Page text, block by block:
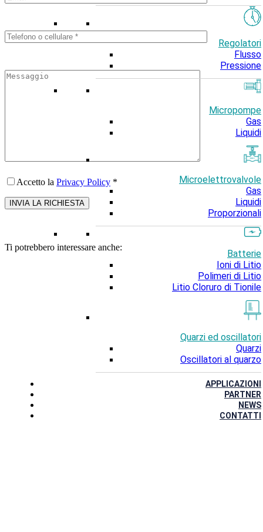
Regolatori
Flusso
Pressione
Micropompe
Gas
Liquidi
Microelettrovalvole
Gas
Liquidi
Proporzionali
Batterie
Ioni di Litio
Polimeri di Litio
Litio Cloruro di Tionile
Quarzi ed oscillatori
Quarzi
Oscillatori al quarzo
APPLICAZIONI
PARTNER
NEWS
CONTATTI
Accetto la Privacy Policy *
Ti potrebbero interessare anche: